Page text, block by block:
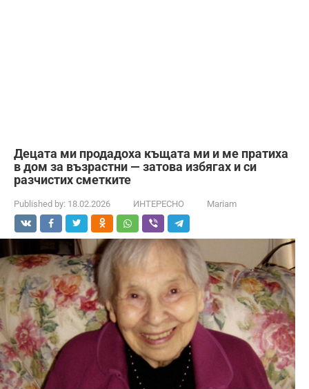
Децата ми продадоха къщата ми и ме пратиха
в дом за възрастни — затова избягах и си
разчистих сметките
Published by: 18.02.2026 ИНТЕРЕСНО Mariam